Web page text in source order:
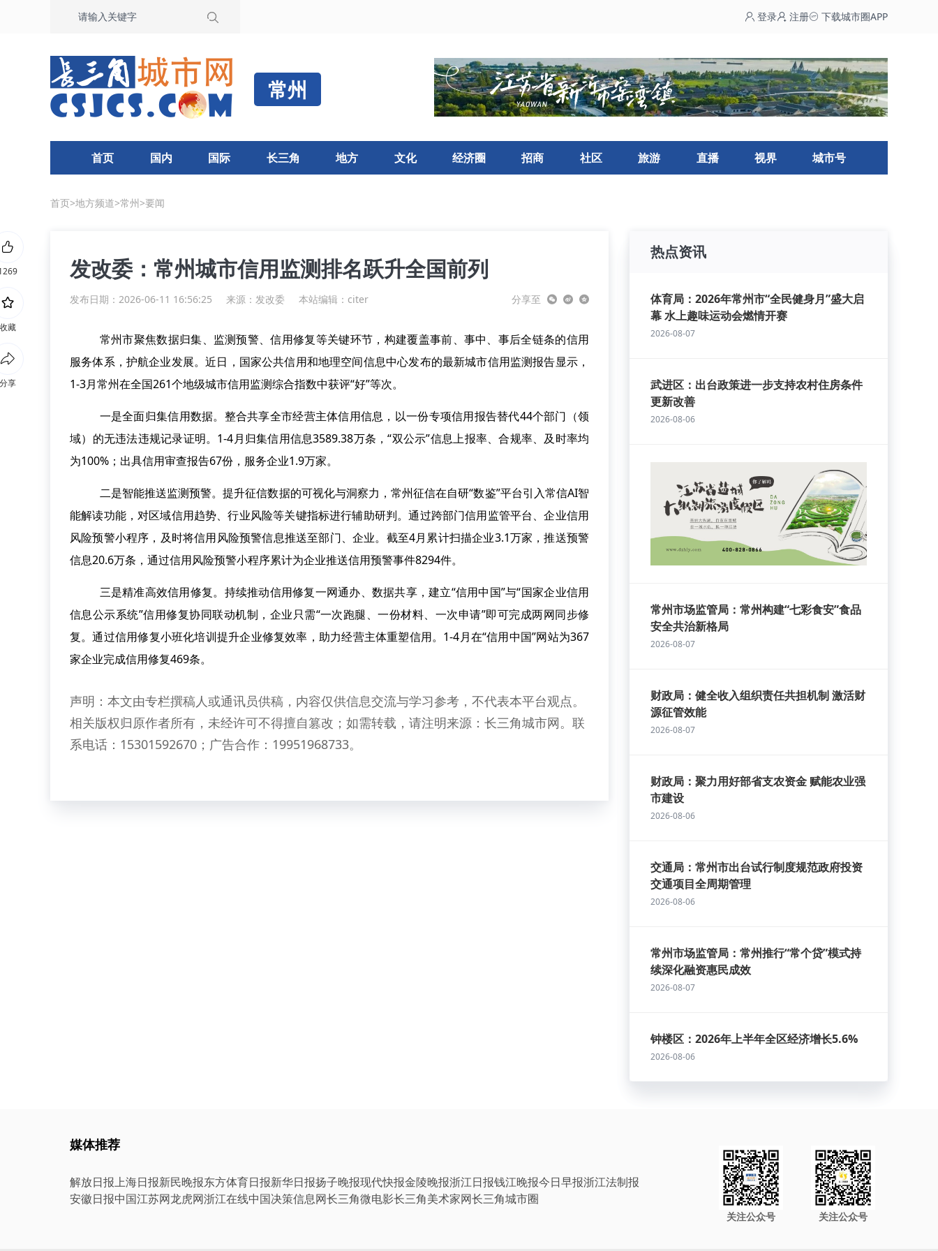
登录 注册 下载城市圈APP
常州
首页 国内 国际 长三角 地方 文化 经济圈 招商 社区 旅游 直播 视界 城市号
首页>地方频道>常州>要闻
发改委：常州城市信用监测排名跃升全国前列
发布日期：2026-06-11 16:56:25 来源： 发改委 本站编辑：citer 分享至
常州市聚焦数据归集、监测预警、信用修复等关键环节，构建覆盖事前、事中、事后全链条的信用
服务体系，护航企业发展。近日 ，国家公共信用和地理空间信息中心发布的最新城市信用监测报告显示 ，
1-3月常州在全国261个地级城市信用监测综合指数中获评“好”等次。
一是全面归集信用数据。 整合共享全市经营主体信用信息，以一份专项信用报告替代44个部门 （领
域） 的无违法违规记录证明。 1-4月归集信用信息3589.38万条 ，“双公示”信息上报率、合规率、及时率均
为100%； 出具信用审查报告67份，服务企业1.9万家。
二是智能推送监测预警。提升征信数据的可视化与洞察力 ，常州征信在自研“数鉴”平台引入常信AI智
能解读功能，对区域信用趋势、行业风险等关键指标进行辅助研判。通过跨部门信用监管平台、企业信用
风险预警小程序，及时将信用风险预警信息推送至部门、企业。截至4月累计扫描企业3.1万家，推送预警
信息20.6万条，通过信用风险预警小程序累计为企业推送信用预警事件8294件。
三是精准高效信用修复。 持续推动信用修复一网通办、数据共享，建立“信用中国”与“国家企业信用
信息公示系统”信用修复协同联动机制，企业只需“一次跑腿、一份材料、一次申请”即可完成两网同步修
复。通过信用修复小班化培训提升企业修复效率 ，助力经营主体重塑信用。 1-4月在“信用中国”网站为367
家企业完成信用修复469条。
声明：本文由专栏撰稿人或通讯员供稿，内容仅供信息交流与学习参考，不代表本平台观点。
相关版权归原作者所有，未经许可不得擅自篡改；如需转载，请注明来源：长三角城市网。联
系电话：15301592670；广告合作：19951968733。
热点资讯
体育局：2026年常州市“全民健身月”盛大启
幕 水上趣味运动会燃情开赛
2026-08-07
武进区：出台政策进一步支持农村住房条件
更新改善
2026-08-06
常州市场监管局：常州构建“七彩食安”食品
安全共治新格局
2026-08-07
财政局：健全收入组织责任共担机制 激活财
源征管效能
2026-08-07
财政局：聚力用好部省支农资金 赋能农业强
市建设
2026-08-06
交通局：常州市出台试行制度规范政府投资
交通项目全周期管理
2026-08-06
常州市场监管局：常州推行“常个贷”模式持
续深化融资惠民成效
2026-08-07
钟楼区：2026年上半年全区经济增长5.6%
2026-08-06
收藏
分享
媒体推荐
解放日报上海日报新民晚报东方体育日报新华日报扬子晚报现代快报金陵晚报浙江日报钱江晚报今日早报浙江法制报
安徽日报中国江苏网龙虎网浙江在线中国决策信息网长三角微电影长三角美术家网长三角城市圈
关注公众号 关注公众号